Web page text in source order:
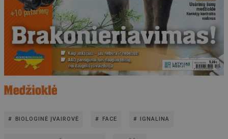
BIOLOGINĖ ĮVAIROVĖ FACE IGNALINA